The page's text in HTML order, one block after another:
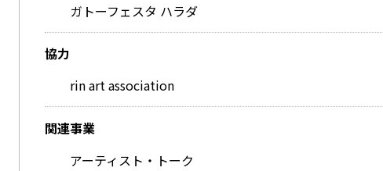
ガトーフェスタ ハラダ
協力
rin art association
関連事業
アーティスト・トーク